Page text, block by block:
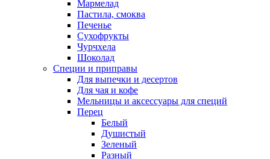
Мармелад
Пастила, смоква
Печенье
Сухофрукты
Чурчхела
Шоколад
Специи и приправы
Для выпечки и десертов
Для чая и кофе
Мельницы и аксессуары для специй
Перец
Белый
Душистый
Зеленый
Разный